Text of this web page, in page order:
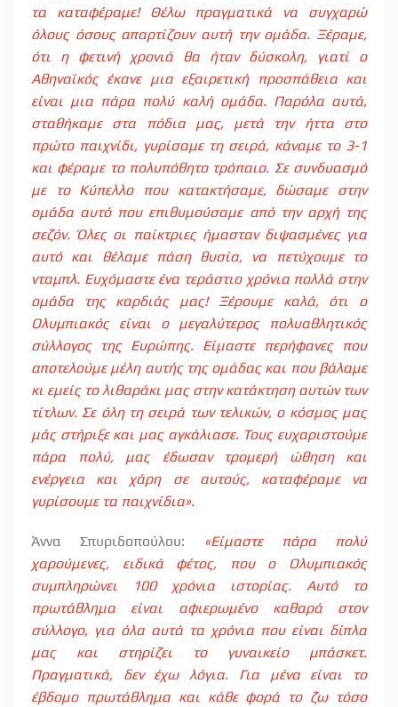
τα καταφέραμε! Θέλω πραγματικά να συγχαρώ
όλους όσους απαρτίζουν αυτή την ομάδα. Ξέραμε,
ότι η φετινή χρονιά θα ήταν δύσκολη, γιατί ο
Αθηναϊκός έκανε μια εξαιρετική προσπάθεια και
είναι μια πάρα πολύ καλή ομάδα. Παρόλα αυτά,
σταθήκαμε στα πόδια μας, μετά την ήττα στο
πρώτο παιχνίδι, γυρίσαμε τη σειρά, κάναμε το 3-1
και φέραμε το πολυπόθητο τρόπαιο. Σε συνδυασμό
με το Κύπελλο που κατακτήσαμε, δώσαμε στην
ομάδα αυτό που επιθυμούσαμε από την αρχή της
σεζόν. Όλες οι παίκτριες ήμασταν διψασμένες για
αυτό και θέλαμε πάση θυσία, να πετύχουμε το
νταμπλ. Ευχόμαστε ένα τεράστιο χρόνια πολλά στην
ομάδα της καρδιάς μας! Ξέρουμε καλά, ότι ο
Ολυμπιακός είναι ο μεγαλύτερος πολυαθλητικός
σύλλογος της Ευρώπης. Είμαστε περήφανες που
αποτελούμε μέλη αυτής της ομάδας και που βάλαμε
κι εμείς το λιθαράκι μας στην κατάκτηση αυτών των
τίτλων. Σε όλη τη σειρά των τελικών, ο κόσμος μας
μάς στήριξε και μας αγκάλιασε. Τους ευχαριστούμε
πάρα πολύ, μας έδωσαν τρομερή ώθηση και
ενέργεια και χάρη σε αυτούς, καταφέραμε να
γυρίσουμε τα παιχνίδια».
Άννα Σπυριδοπούλου: «Είμαστε πάρα πολύ
χαρούμενες, ειδικά φέτος, που ο Ολυμπιακός
συμπληρώνει 100 χρόνια ιστορίας. Αυτό το
πρωτάθλημα είναι αφιερωμένο καθαρά στον
σύλλογο, για όλα αυτά τα χρόνια που είναι δίπλα
μας και στηρίζει το γυναικείο μπάσκετ.
Πραγματικά, δεν έχω λόγια. Για μένα είναι το
έβδομο πρωτάθλημα και κάθε φορά το ζω τόσο